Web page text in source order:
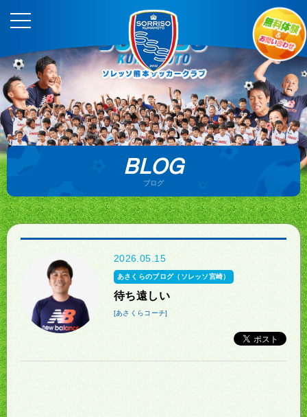
BLOG
ブログ
2026.05.15
あさくらのブログ（ソレッソ宮崎）
待ち遠しい
[あさくらコーチ]